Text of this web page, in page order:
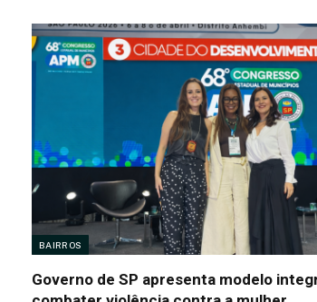
BAIRROS
Governo de SP apresenta modelo